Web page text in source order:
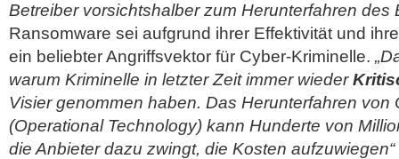
Betreiber vorsichtshalber zum Herunterfahren des
Ransomware sei aufgrund ihrer Effektivität und
ein beliebter Angriffsvektor für Cyber-Kriminelle.
warum Kriminelle in letzter Zeit immer wieder
Visier genommen haben. Das Herunterfahren von
(Operational Technology) kann Hunderte von
die Anbieter dazu zwingt, die Kosten aufzuwiegen“